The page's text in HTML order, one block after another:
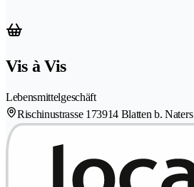
Vis à Vis
Lebensmittelgeschäft
Rischinustrasse 173914 Blatten b. Naters